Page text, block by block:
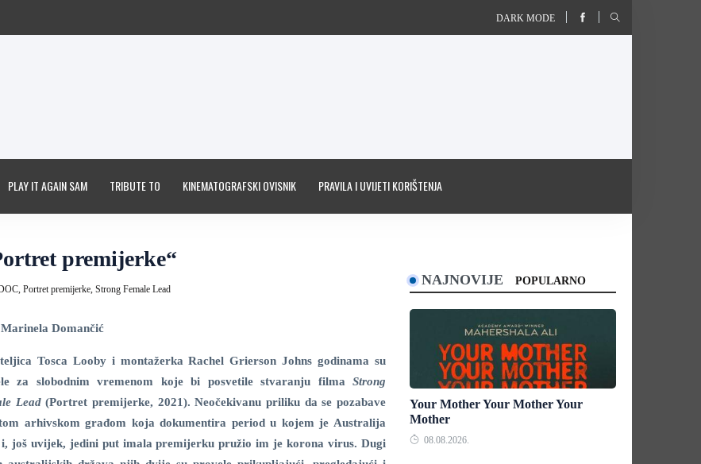
DARK MODE
PLAY IT AGAIN SAM TRIBUTE TO KINEMATOGRAFSKI OVISNIK PRAVILA I UVIJETI KORIŠTENJA
premijerke“
Portret premijerke, Strong Female Lead
Domančić
Tosca Looby i montažerka Rachel Grierson Johns godinama su
za slobodnim vremenom koje bi posvetile stvaranju filma Strong
Lead(Portret premijerke, 2021). Neočekivanu priliku da se pozabave
arhivskom građom koja dokumentira period u kojem je Australija
još uvijek, jedini put imala premijerku pružio im je korona virus. Dugi
NAJNOVIJE POPULARNO
Your Mother Your Mother Your
Mother
08.08.2026.